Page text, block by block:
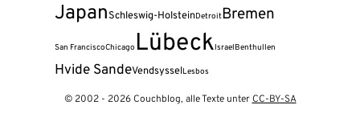
JapanSchleswig-HolsteinDetroitBremen
San FranciscoChicago LübeckIsraelBenthullen
Hvide SandeVendsysselLesbos
© 2002 - 2026 Couchblog, alle Texte unter CC-BY-SA